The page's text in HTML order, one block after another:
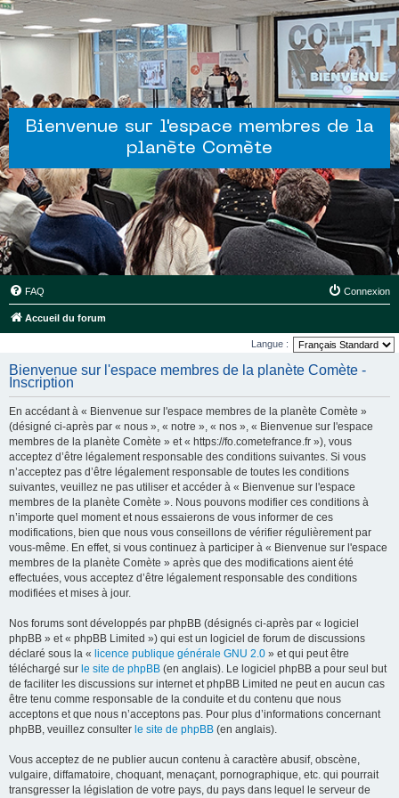
Bienvenue sur l'espace membres de la
planète Comète
FAQ Connexion
Accueil du forum
Langue :
Bienvenue sur l'espace membres de la planète Comète -
Inscription
En accédant à « Bienvenue sur l'espace membres de la planète Comète »
(désigné ci-après par « nous », « notre », « nos », « Bienvenue sur l'espace
membres de la planète Comète » et « https://fo.cometefrance.fr »), vous
acceptez d’être légalement responsable des conditions suivantes. Si vous
n’acceptez pas d’être légalement responsable de toutes les conditions
suivantes, veuillez ne pas utiliser et accéder à « Bienvenue sur l'espace
membres de la planète Comète ». Nous pouvons modifier ces conditions à
n’importe quel moment et nous essaierons de vous informer de ces
modifications, bien que nous vous conseillons de vérifier régulièrement par
vous-même. En effet, si vous continuez à participer à « Bienvenue sur l'espace
membres de la planète Comète » après que des modifications aient été
effectuées, vous acceptez d’être légalement responsable des conditions
modifiées et mises à jour.
Nos forums sont développés par phpBB (désignés ci-après par « logiciel
phpBB » et « phpBB Limited ») qui est un logiciel de forum de discussions
déclaré sous la « licence publique générale GNU 2.0 » et qui peut être
téléchargé sur le site de phpBB (en anglais). Le logiciel phpBB a pour seul but
de faciliter les discussions sur internet et phpBB Limited ne peut en aucun cas
être tenu comme responsable de la conduite et du contenu que nous
acceptons et que nous n’acceptons pas. Pour plus d’informations concernant
phpBB, veuillez consulter le site de phpBB (en anglais).
Vous acceptez de ne publier aucun contenu à caractère abusif, obscène,
vulgaire, diffamatoire, choquant, menaçant, pornographique, etc. qui pourrait
transgresser la législation de votre pays, du pays dans lequel le serveur de